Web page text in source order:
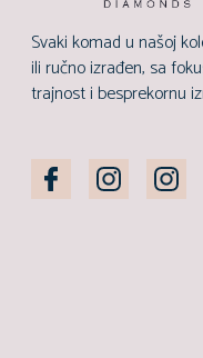
Svaki komad u našoj
ili ručno izrađen, sa
trajnost i besprekornu